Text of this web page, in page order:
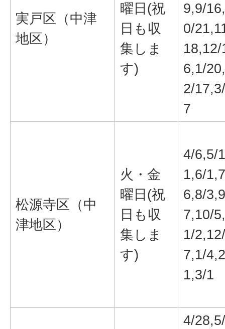
実戸区（中津
地区）
曜日(祝
日も収
集しま
す)
9,9/
0/
18,12/
6,1/20,
2/
7
松源寺区（中
津地区）
火・金
曜日(祝
日も収
集しま
す)
4/6,5/1
1,6/
6,8/
7,10/
1/2,12/
7,1/
1,3/1
4/